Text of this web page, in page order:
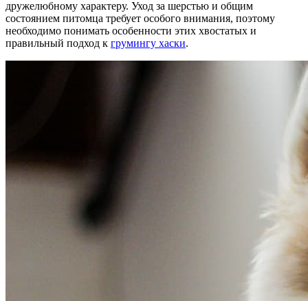
дружелюбному характеру. Уход за шерстью и общим
состоянием питомца требует особого внимания, поэтому
необходимо понимать особенности этих хвостатых и
правильный подход к грумингу хаски.